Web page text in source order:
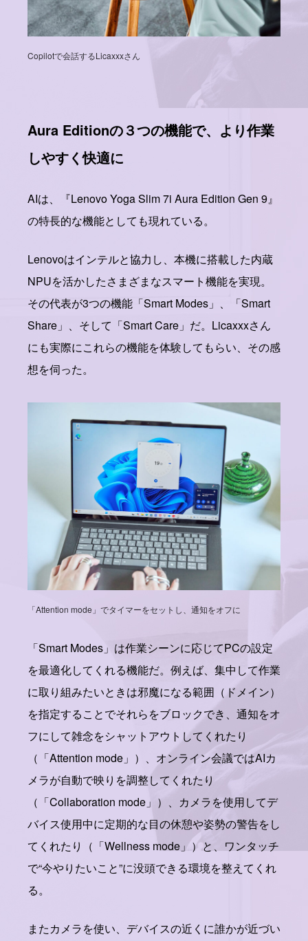
Copilotで会話するLicaxxxさん
Aura Editionの３つの機能で、より作業
しやすく快適に
AIは、『Lenovo Yoga Slim 7i Aura Edition Gen 9』
の特長的な機能としても現れている。
Lenovoはインテルと協力し、本機に搭載した内蔵
NPUを活かしたさまざまなスマート機能を実現。
その代表が3つの機能「Smart Modes」、「Smart
Share」、そして「Smart Care」だ。Licaxxxさん
にも実際にこれらの機能を体験してもらい、その感
想を伺った。
「Attention mode」でタイマーをセットし、通知をオフに
「Smart Modes」は作業シーンに応じてPCの設定
を最適化してくれる機能だ。例えば、集中して作業
に取り組みたいときは邪魔になる範囲（ドメイン）
を指定することでそれらをブロックでき、通知をオ
フにして雑念をシャットアウトしてくれたり
（「Attention mode」）、オンライン会議ではAIカ
メラが自動で映りを調整してくれたり
（「Collaboration mode」）、カメラを使用してデ
バイス使用中に定期的な目の休憩や姿勢の警告をし
てくれたり（「Wellness mode」）と、ワンタッチ
で“今やりたいこと”に没頭できる環境を整えてくれ
る。
またカメラを使い、デバイスの近くに誰かが近づい